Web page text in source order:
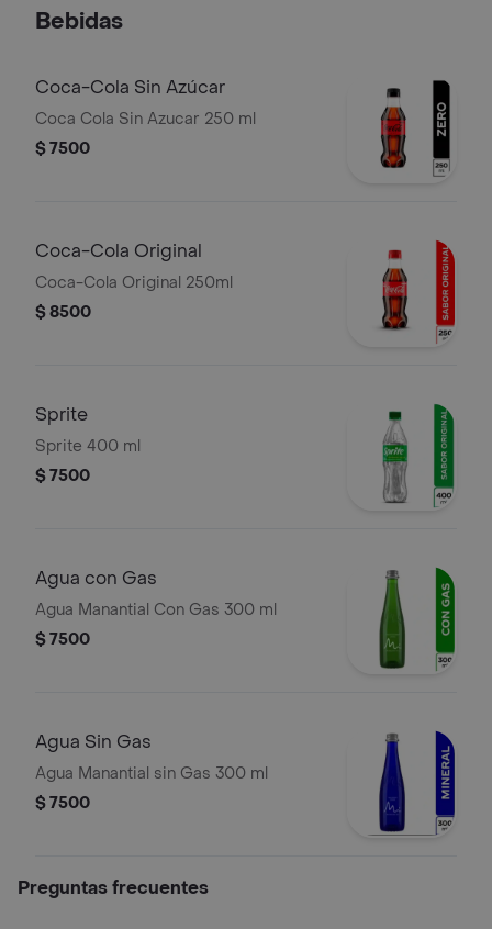
Bebidas
Coca-Cola Sin Azúcar
Coca Cola Sin Azucar 250 ml
$ 7500
Coca-Cola Original
Coca-Cola Original 250ml
$ 8500
Sprite
Sprite 400 ml
$ 7500
Agua con Gas
Agua Manantial Con Gas 300 ml
$ 7500
Agua Sin Gas
Agua Manantial sin Gas 300 ml
$ 7500
Preguntas frecuentes